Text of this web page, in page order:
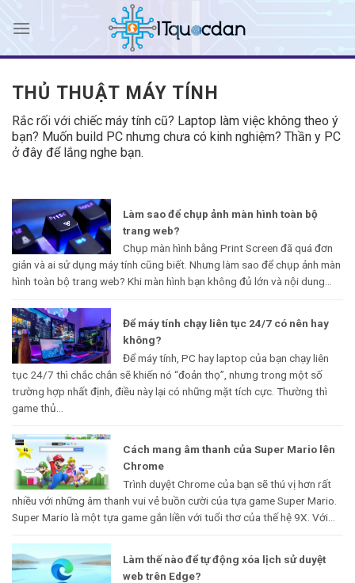
THỦ THUẬT MÁY TÍNH
Rắc rối với chiếc máy tính cũ? Laptop làm việc không theo ý
bạn? Muốn build PC nhưng chưa có kinh nghiệm? Thần y PC
ở đây để lắng nghe bạn.
Làm sao để chụp ảnh màn hình toàn bộ
trang web?
Chụp màn hình bằng Print Screen đã quá đơn
giản và ai sử dụng máy tính cũng biết. Nhưng làm sao để chụp ảnh màn
hình toàn bộ trang web? Khi màn hình bạn không đủ lớn và nội dung...
Để máy tính chạy liên tục 24/7 có nên hay
không?
Để máy tính, PC hay laptop của bạn chạy liên
tục 24/7 thì chắc chắn sẽ khiến nó “đoản thọ”, nhưng trong một số
trường hợp nhất định, điều này lại có những mặt tích cực. Thường thì
game thủ...
Cách mang âm thanh của Super Mario lên
Chrome
Trình duyệt Chrome của bạn sẽ thú vị hơn rất
nhiều với những âm thanh vui vẻ buồn cười của tựa game Super Mario.
Super Mario là một tựa game gắn liền với tuổi thơ của thế hệ 9X. Với...
Làm thế nào để tự động xóa lịch sử duyệt
web trên Edge?